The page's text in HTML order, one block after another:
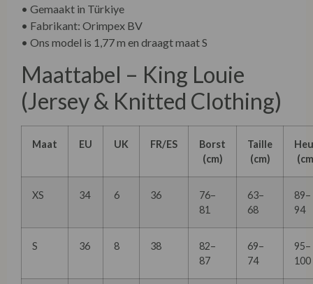
• Gemaakt in Türkiye
• Fabrikant: Orimpex BV
• Ons model is 1,77 m en draagt maat S
Maattabel – King Louie
(Jersey & Knitted Clothing)
Maat EU UK FR/ES
Borst
(cm)
Taille
(cm)
XS 34 6 36
76–
81
63–
68
89–
94
S 36 8 38
82–
87
69–
74
95–
100